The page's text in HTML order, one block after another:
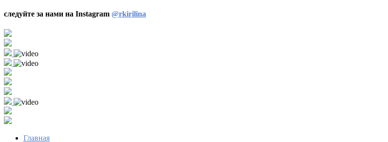
следуйте за нами на Instagram @rkirilina
Главная